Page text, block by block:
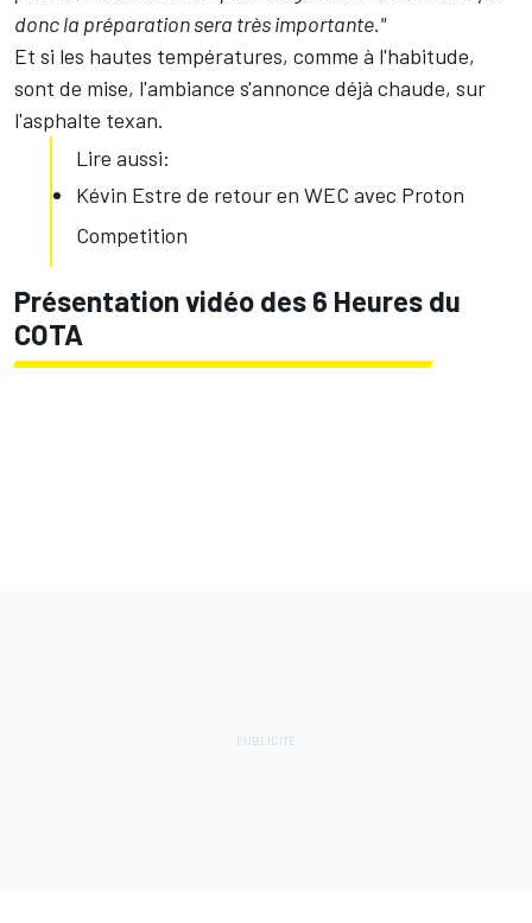
donc la préparation sera très importante."
Et si les hautes températures, comme à l'habitude,
sont de mise, l'ambiance s'annonce déjà chaude, sur
l'asphalte texan.
Lire aussi:
Kévin Estre de retour en WEC avec Proton
Competition
Présentation vidéo des 6 Heures du
COTA